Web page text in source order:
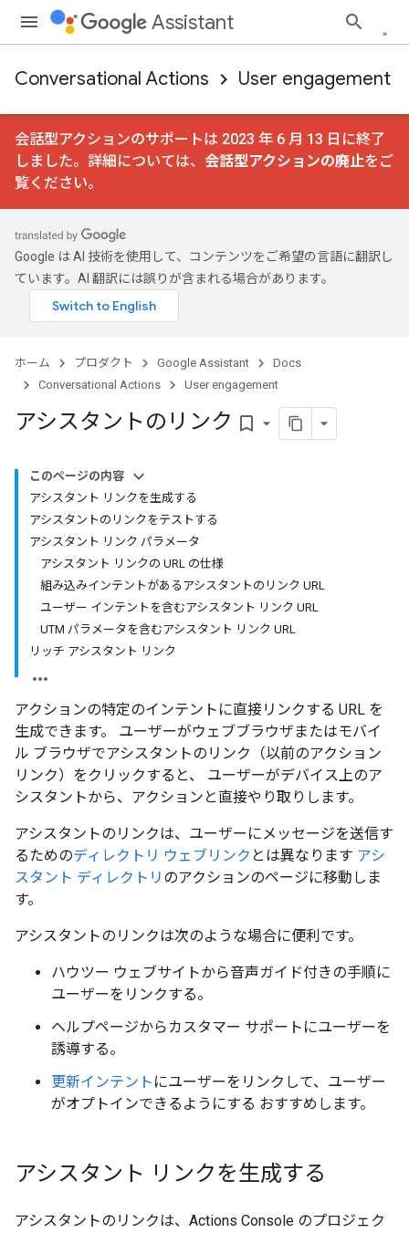
Assistant
Conversational Actions User engagement
会話型アクションのサポートは 2023 年 6 月 13 日に終了
しました。詳細については、 会話型アクションの廃止をご
覧ください。
Google は AI 技術を使用して、コンテンツをご希望の言語に翻訳し
ています。AI 翻訳には誤りが含まれる場合があります。
ホーム プロダクト Google Assistant
Docs
Conversational Actions
User engagement
アシスタントのリンク bookmark_border
このページの内容
アシスタント リンクを生成する
アシスタントのリンクをテストする
アシスタント リンク パラメータ
アシスタント リンクの URL の仕様
組み込みインテントがあるアシスタントのリンク URL
ユーザー インテントを含むアシスタント リンク URL
UTM パラメータを含むアシスタント リンク URL
リッチ アシスタント リンク
アクションの特定のインテントに直接リンクする URL を
生成できます。 ユーザーがウェブブラウザまたはモバイ
ル ブラウザでアシスタントのリンク（以前のアクション
リンク）をクリックすると、 ユーザーがデバイス上のア
シスタントから、アクションと直接やり取りします。
アシスタントのリンクは、ユーザーにメッセージを送信す
るためのディレクトリ ウェブリンク とは異なります アシ
スタント ディレクトリ のアクションのページに移動しま
す。
アシスタントのリンクは次のような場合に便利です。
ハウツー ウェブサイトから音声ガイド付きの手順に
ユーザーをリンクする。
ヘルプページからカスタマー サポートにユーザーを
誘導する。
更新インテント にユーザーをリンクして、ユーザー
がオプトインできるようにする おすすめします。
アシスタント リンクを生成する
アシスタントのリンクは、Actions Console のプロジェク